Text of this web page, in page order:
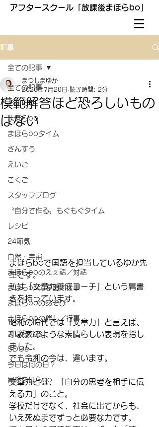
アフタースクール「放課後まほらbo」
記事
全ての記事
お知らせ
まほらbo
まほらboタイム
さんすう
えいご
こくご
スタッフブログ
〝自分で作る〟もぐもぐタイム
レシピ
24節気
自然・宇宙
まほらboのえぇ話／対話
まほらboの学習／仕事
まほらboのあそび
まほらboの催し／行事
まほらじお
SDGs
今日は何の日？
冒険まほらbo
全ての記事
模範解答ほど恐ろしいもの
はない
まつしまゆか
2020年7月20日 読了時間: 2分
まほらboで国語を担当しているゆか先
生です。
私は「文章力養成コーチ」という肩書
きを持っています。
昭和の時代では「文章力」と言えば、
小説家のような素晴らしい表現を指し
ました。
でも令和の今は、違います。
文章力とは、「自分の思考を相手に伝
える力」のこと。
学校だけでなく、社会に出てからも、
いえ死ぬまでずっと必要な力です。